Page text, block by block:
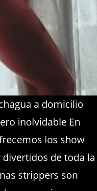
a domicilio
inolvidable En
los show
divertidos de toda la
strippers son